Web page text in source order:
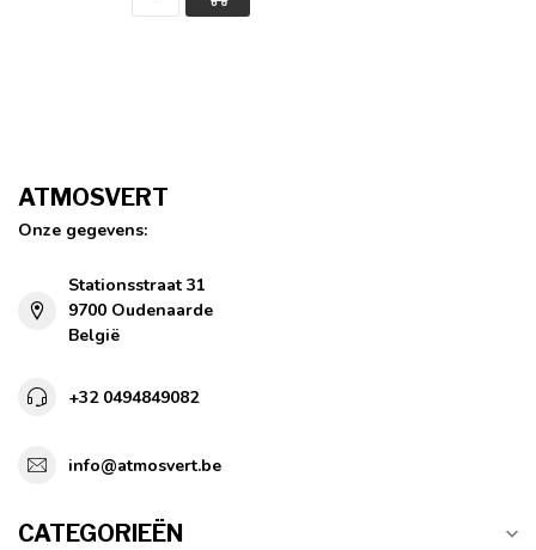
ATMOSVERT
Onze gegevens:
Stationsstraat 31
9700 Oudenaarde
België
+32 0494849082
info@atmosvert.be
CATEGORIEËN